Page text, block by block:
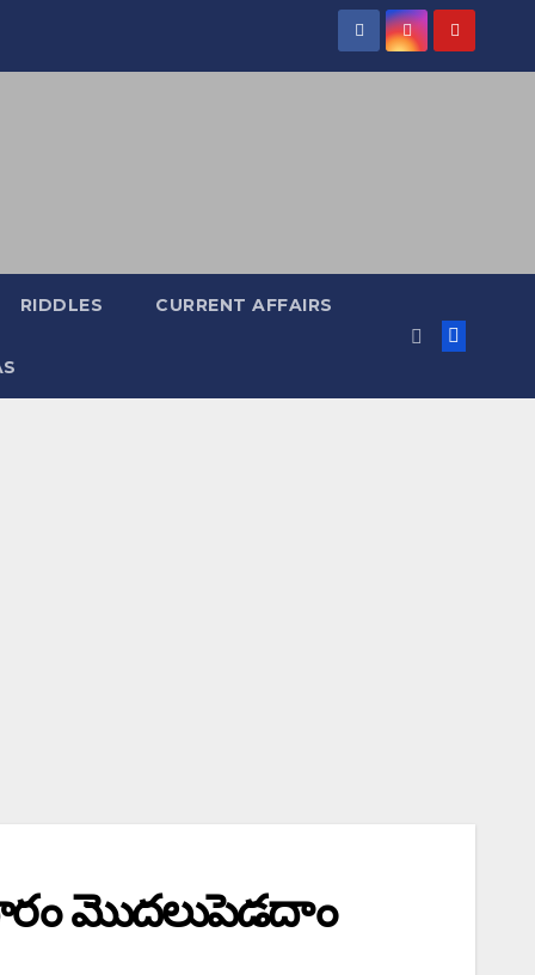
RIDDLES CURRENT AFFAIRS
మొదలుపెడదాం